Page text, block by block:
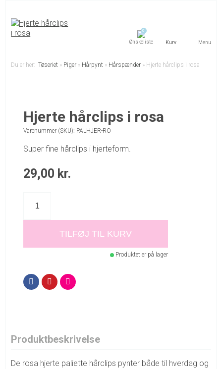
0
Menu
Du er her:Tøseriet » Piger » Hårpynt » Hårspænder » Hjerte hårclips i rosa
Hjerte hårclips i rosa
Varenummer (SKU): PALHJER-RO
Super fine hårclips i hjerteform.
29,00 kr.
Produktet er på lager
TILFØJ TIL KURV
Produktbeskrivelse
De rosa hjerte paliette hårclips pynter både til hverdag og